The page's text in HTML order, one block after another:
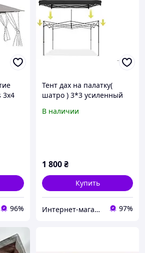
3х4
96%
Тент дах на палатку(
шатро ) 3*3 усиленный
В наличии
1 800₴
Купить
Интернет-магазин торгового оборудования "Витрина Плюс" Хмельницкий 97%